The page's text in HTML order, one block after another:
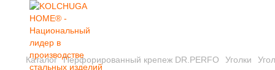
Каталог Перфорированный крепеж DR.PERFO Уголки